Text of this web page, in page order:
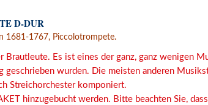
D-DUR
1681-1767, Piccolotrompete.
Brautleute. Es ist eines der ganz, ganz wenigen
geschrieben wurden. Die meisten anderen
Streichorchester komponiert.
hinzugebucht werden. Bitte beachten Sie,